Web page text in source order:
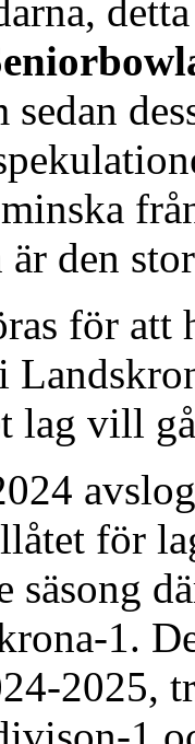
sedan
den
för att
lag vill
för
säsong
1.
2025,